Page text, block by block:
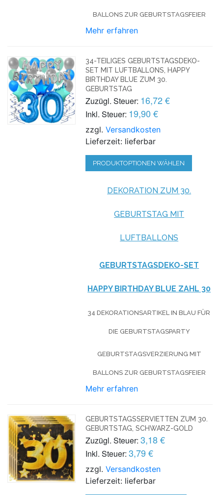
BALLONS ZUR GEBURTSTAGSFEIER
Mehr erfahren
34-TEILIGES GEBURTSTAGSDEKO-
SET MIT LUFTBALLONS, HAPPY
BIRTHDAY BLUE ZUM 30.
GEBURTSTAG
Zuzügl. Steuer: 16,72 €
Inkl. Steuer: 19,90 €
zzgl.Versandkosten
Lieferzeit: lieferbar
PRODUKTOPTIONEN WÄHLEN
DEKORATION ZUM 30.
GEBURTSTAG MIT
LUFTBALLONS
GEBURTSTAGSDEKO-SET
HAPPY BIRTHDAY BLUE ZAHL 30
34 DEKORATIONSARTIKEL IN BLAU FÜR
DIE GEBURTSTAGSPARTY
GEBURTSTAGSVERZIERUNG MIT
BALLONS ZUR GEBURTSTAGSFEIER
Mehr erfahren
GEBURTSTAGSSERVIETTEN ZUM 30.
GEBURTSTAG, SCHWARZ-GOLD
Zuzügl. Steuer: 3,18 €
Inkl. Steuer: 3,79 €
zzgl.Versandkosten
Lieferzeit: lieferbar